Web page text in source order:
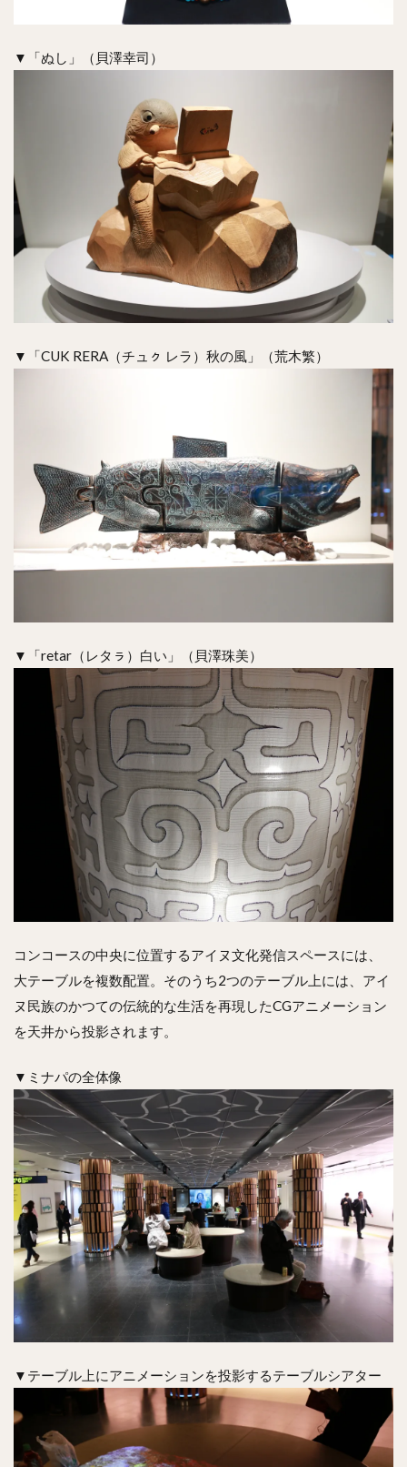
▼「ぬし」（貝澤幸司）
▼「CUK RERA（チュㇰ レラ）秋の風」（荒木繁）
▼「retar（レタㇻ）白い」（貝澤珠美）
コンコースの中央に位置するアイヌ文化発信スペースには、
大テーブルを複数配置。そのうち2つのテーブル上には、アイ
ヌ民族のかつての伝統的な生活を再現したCGアニメーション
を天井から投影されます。
▼ミナパの全体像
▼テーブル上にアニメーションを投影するテーブルシアター